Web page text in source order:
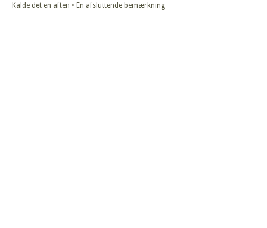
Kalde det en aften • En afsluttende bemærkning